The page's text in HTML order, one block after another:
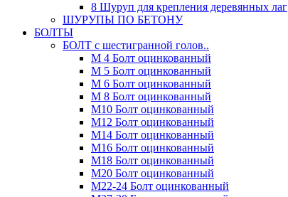
8 Шуруп для крепления деревянных лаг
ШУРУПЫ ПО БЕТОНУ
БОЛТЫ
БОЛТ с шестигранной голов..
М 4 Болт оцинкованный
М 5 Болт оцинкованный
М 6 Болт оцинкованный
М 8 Болт оцинкованный
М10 Болт оцинкованный
М12 Болт оцинкованный
М14 Болт оцинкованный
М16 Болт оцинкованный
М18 Болт оцинкованный
М20 Болт оцинкованный
М22-24 Болт оцинкованный